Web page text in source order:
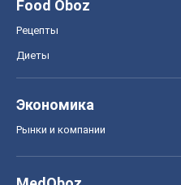
Food Oboz
Рецепты
Диеты
Экономика
Рынки и компании